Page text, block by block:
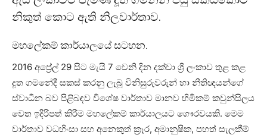
නිකුත් කොට ඇති නිලවාර්තාව.
මහලේකම් කාර්යාලයේ සටහන.
2016 අප්‍රේල් 29 සිට මැයි 7 වෙනි දින දක්වා ශ්‍රී ලංකාව තුළ කළ
දූත ගමනේදී සකස් කරනු ලැබූ විනිසුරුවරුන් හා නීතිඥයන්ගේ
ස්වාධීන බව පිළිබඳව විශේෂ වාර්තාව මානව හිමිකම් කවුන්සිලය
වෙත ඉදිරිපත් කිරීම මහලේකම් කාර්යාලයට ගෞරවයකි. මෙම
වාර්තාව වධහිංසා සහ අනෙකුත් ක්‍රෑර, අමානුෂික, පහත් සැලකීම්